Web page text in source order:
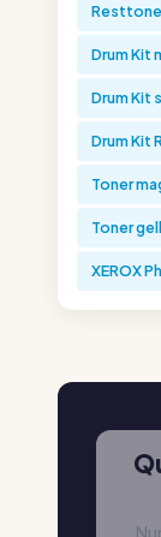
Drum Kit
Drum Kit
Drum Kit
Toner
Toner
XEROX